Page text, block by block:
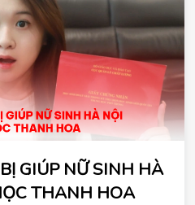
GIÚP NỮ SINH HÀ
THANH HOA